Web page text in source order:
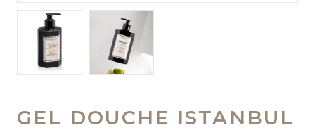
GEL DOUCHE ISTANBUL